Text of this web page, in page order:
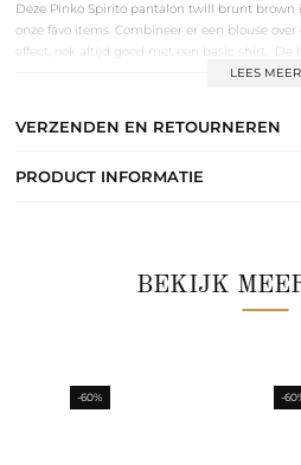
Deze Pinko Spirito pantalon twill brunt brown
onze favo items. Combineer er een blouse
effect, ook altijd goed met een basic shirt. De
gemaakt van 100% viscose. Pinko is een
en de vrouwelijke pasvormen.
LEES MEER
VERZENDEN EN RETOURNEREN
PRODUCT INFORMATIE
BEKIJK
-60% -